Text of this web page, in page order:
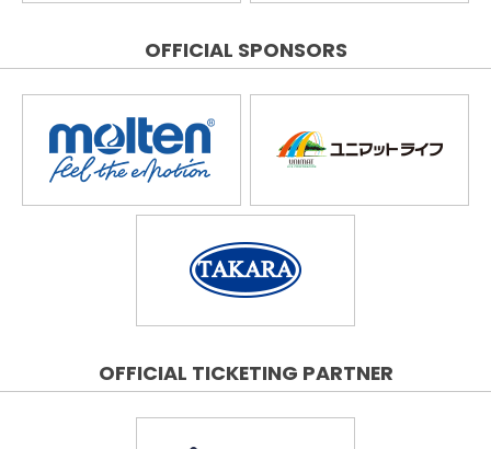
OFFICIAL SPONSORS
OFFICIAL TICKETING PARTNER